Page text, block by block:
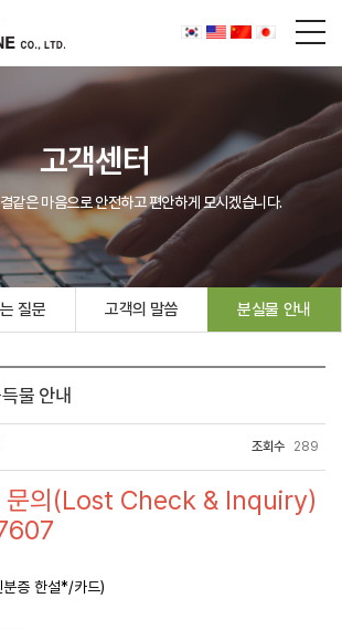
고객센터
같은 마음으로 안전하고 편안하게 모시겠습니다.
질문 고객의 말씀 분실물 안내
물 안내
조회수 289
문의(Lost Check & Inquiry)
증 한설*/카드)